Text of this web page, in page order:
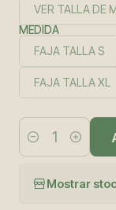
VER TALLA DE
MEDIDA
FAJA TALLA S
FAJA TALLA XL
Cantidad
Mostrar